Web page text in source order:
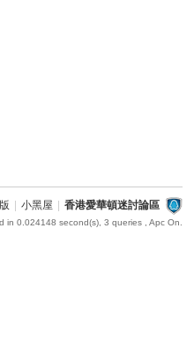
小黑屋 香港愛華頓迷討論區
in 0.024148 second(s), 3 queries , Apc On.